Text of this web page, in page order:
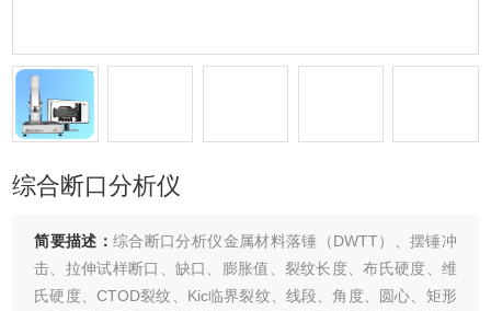
综合断口分析仪
简要描述： 综合断口分析仪金属材料落锤（DWTT）、摆锤冲
击、拉伸试样断口、缺口、膨胀值、裂纹长度、布氏硬度、维
氏硬度、CTOD裂纹、Kic临界裂纹、线段、角度、圆心、矩形